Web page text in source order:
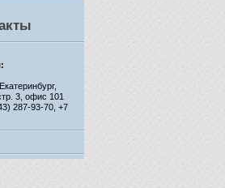
3, офис 101
287-93-70, +7